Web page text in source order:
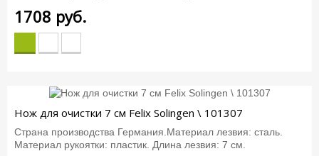
1708 руб.
Нож для очистки 7 см Felix Solingen \ 101307
Страна производства Германия.Материал лезвия: сталь.
Материал рукоятки: пластик. Длина лезвия: 7 см.